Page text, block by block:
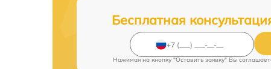
Бесплатная
Нажимая на кнопку "Оставить заявку" Вы